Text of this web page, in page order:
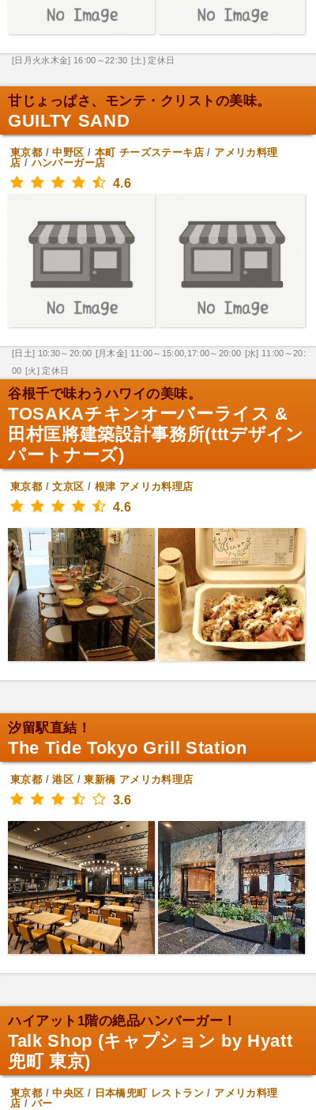
[日月火水木金] 16:00～22:30 [土] 定休日
甘じょっぱさ、モンテ・クリストの美味。
GUILTY SAND
東京都 /中野区 / 本町 チーズステーキ店/ アメリカ料理
店 / ハンバーガー店
4.6
[日土] 10:30～20:00 [月木金] 11:00～15:00,17:00～20:00 [水] 11:00～20:
00 [火] 定休日
谷根千で味わうハワイの美味。
TOSAKAチキンオーバーライス &
田村匡將建築設計事務所(tttデザイン
パートナーズ)
東京都 /文京区 / 根津 アメリカ料理店
4.6
汐留駅直結！
The Tide Tokyo Grill Station
東京都 /港区 /東新橋 アメリカ料理店
3.6
ハイアット1階の絶品ハンバーガー！
Talk Shop (キャプション by Hyatt
兜町 東京)
東京都 /中央区 / 日本橋兜町 レストラン/ アメリカ料理
店 / バー